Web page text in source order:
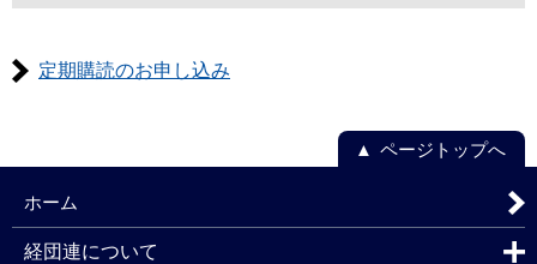
定期購読のお申し込み
ページトップへ
ホーム
経団連について